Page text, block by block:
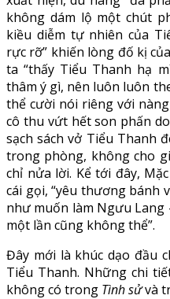
không dám lộ một chút
kiều diễm tự nhiên của
rực rỡ” khiến lòng đố kị
ta “thấy Tiểu Thanh hạ
thâm ý gì, nên luôn luôn
thể cười nói riêng với
cô thu vứt hết son phấn
sạch sách vở Tiểu Thanh
trong phòng, không cho
chỉ nửa lời. Kể tới đây,
cái gọi, “yêu thương bánh
như muốn làm Ngưu Lang
một lần cũng không thể”.
Đây mới là khúc dạo đầu
Tiểu Thanh. Những chi
không có trong Tình sửvà